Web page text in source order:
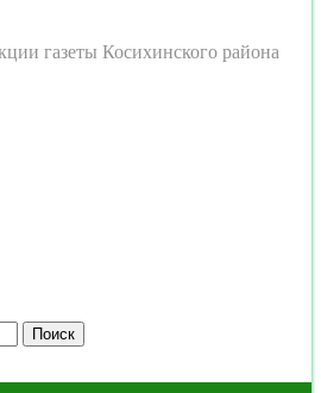
газеты Косихинского района